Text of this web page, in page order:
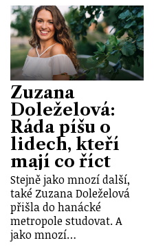
Zuzana
Doleželová:
Ráda píšu o
lidech, kteří
mají co říct
Stejně jako mnozí další,
také Zuzana Doleželová
přišla do hanácké
metropole studovat. A
jako mnozí…